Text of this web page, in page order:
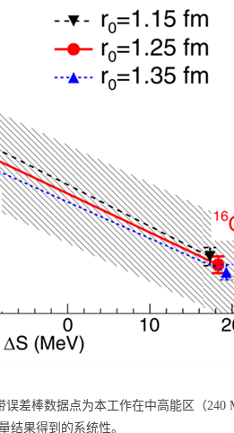
差棒数据点为本工作在中高能区（240
结果得到的系统性。